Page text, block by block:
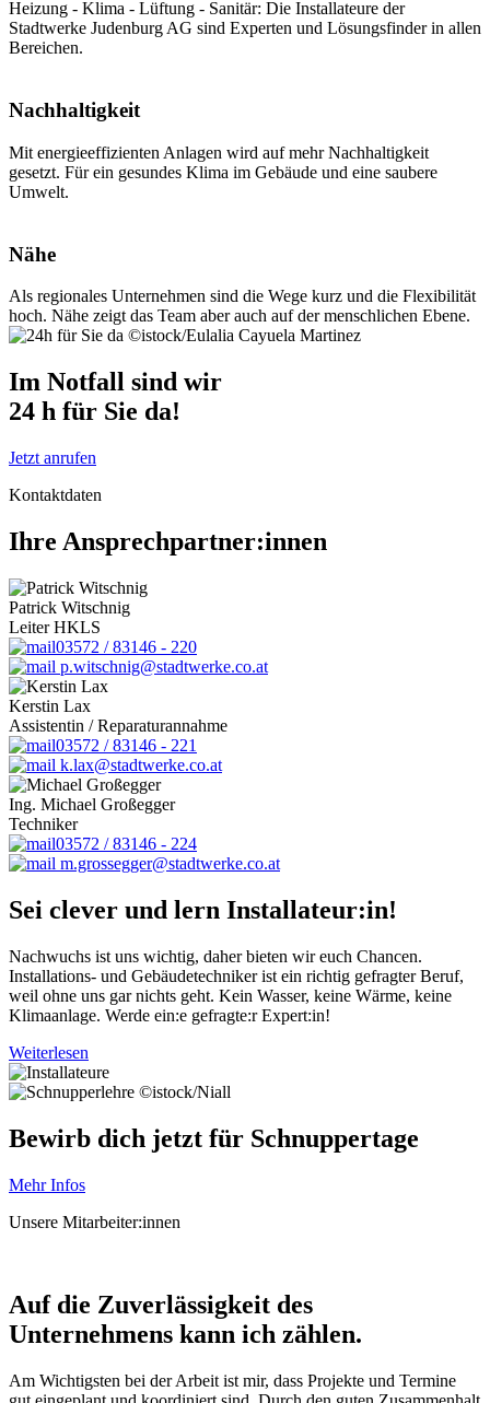
Heizung - Klima - Lüftung - Sanitär: Die Installateure der
Stadtwerke Judenburg AG sind Experten und Lösungsfinder in allen
Bereichen.
Nachhaltigkeit
Mit energieeffizienten Anlagen wird auf mehr Nachhaltigkeit
gesetzt. Für ein gesundes Klima im Gebäude und eine saubere
Umwelt.
Nähe
Als regionales Unternehmen sind die Wege kurz und die Flexibilität
hoch. Nähe zeigt das Team aber auch auf der menschlichen Ebene.
©istock/Eulalia Cayuela Martinez
Im Notfall sind wir
24 h für Sie da!
Jetzt anrufen
Kontaktdaten
Ihre Ansprechpartner:innen
Patrick Witschnig
Leiter HKLS
03572 / 83146 - 220
p.witschnig@stadtwerke.co.at
Kerstin Lax
Assistentin / Reparaturannahme
03572 / 83146 - 221
k.lax@stadtwerke.co.at
Ing. Michael Großegger
Techniker
03572 / 83146 - 224
m.grossegger@stadtwerke.co.at
Sei clever und lern Installateur:in!
Nachwuchs ist uns wichtig, daher bieten wir euch Chancen.
Installations- und Gebäudetechniker ist ein richtig gefragter Beruf,
weil ohne uns gar nichts geht. Kein Wasser, keine Wärme, keine
Klimaanlage. Werde ein:e gefragte:r Expert:in!
Weiterlesen
©istock/Niall
Bewirb dich jetzt für Schnuppertage
Mehr Infos
Unsere Mitarbeiter:innen
Auf die Zuverlässigkeit des
Unternehmens kann ich zählen.
Am Wichtigsten bei der Arbeit ist mir, dass Projekte und Termine